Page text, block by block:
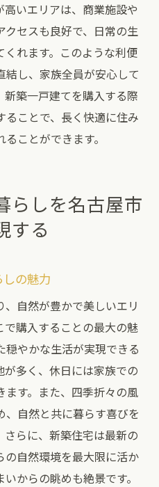
いエリアは、商業施設や
セスも良好で、日常の生
れます。このような利便
し、家族全員が安心して
築一戸建てを購入する際
ることで、長く快適に住み
ことができます。
らしを名古屋市
する
の魅力
自然が豊かで美しいエリ
購入することの最大の魅
やかな生活が実現できる
多く、休日には家族での
す。また、四季折々の風
自然と共に暮らす喜びを
らに、新築住宅は最新の
の自然環境を最大限に活か
からの眺めも絶景です。